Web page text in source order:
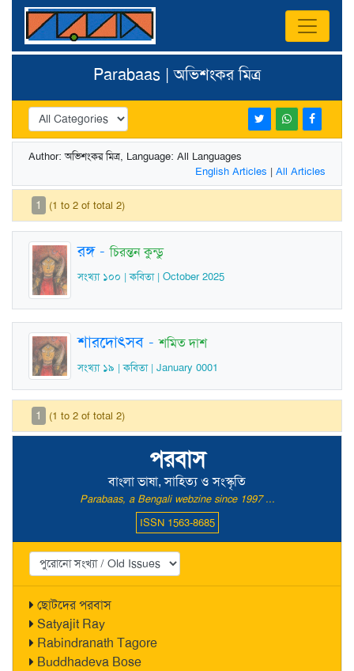
পরবাস
বাংলা ভাষা, সাহিত্য ও সংস্কৃতি
Parabaas, a Bengali webzine since 1997 ...
ISSN 1563-8685
ছোটদের পরবাস
Satyajit Ray
Rabindranath Tagore
Buddhadeva Bose
Parabaas | অভিশংকর মিত্র
Author: অভিশংকর মিত্র, Language: All Languages
English Articles | All Articles
1 (1 to 2 of total 2)
রঙ্গ-চিরন্তন কুন্ডু
সংখ্যা ১০০ | কবিতা | October 2025
শারদোৎসব -শমিত দাশ
সংখ্যা ১৯ | কবিতা | January 0001
1 (1 to 2 of total 2)